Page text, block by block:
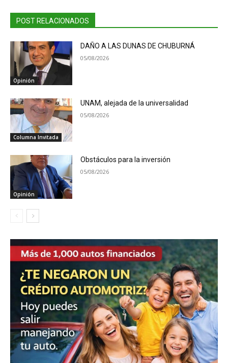
POST RELACIONADOS
Opinión
DAÑO A LAS DUNAS DE CHUBURNÁ
05/08/2026
Columna Invitada
UNAM, alejada de la universalidad
05/08/2026
Opinión
Obstáculos para la inversión
05/08/2026